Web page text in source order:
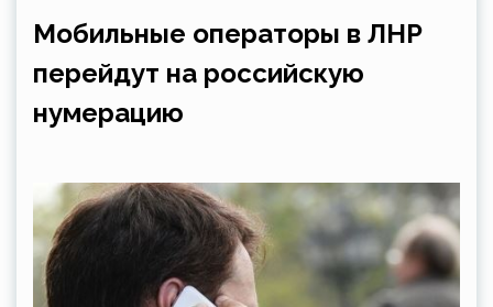
Мобильные операторы в ЛНР
перейдут на российскую
нумерацию